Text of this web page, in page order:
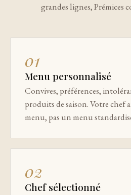
grandes lignes, Prémices
01
Menu personnalisé
Convives, préférences,
produits de saison. Votre chef
menu, pas un menu
02
Chef sélectionné